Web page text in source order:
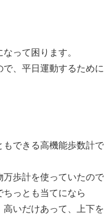
って困ります。
、平日運動するため
できる高機能歩数計で
歩計を使っていたの
っとも当てになら
いだけあって、上下